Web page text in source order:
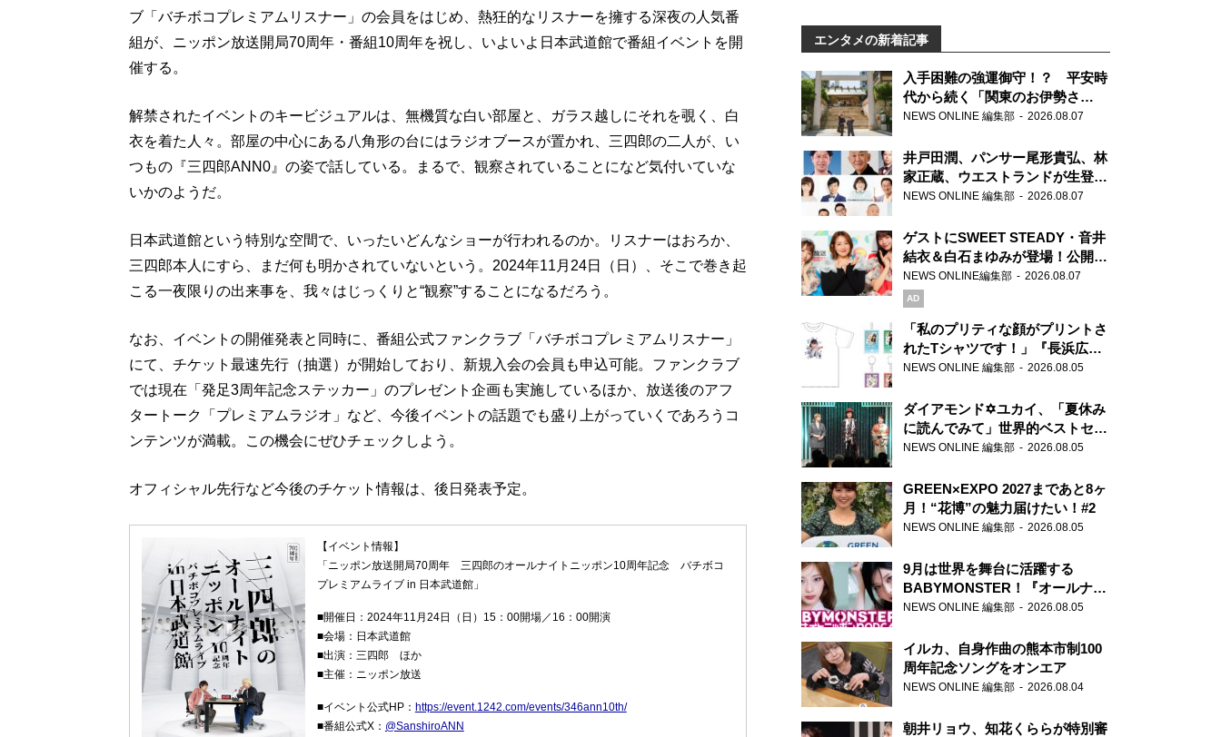
ブ「バチボコプレミアムリスナー」の会員をはじめ、熱狂的なリスナーを擁する深夜の人気番
組が、ニッポン放送開局70周年・番組10周年を祝し、いよいよ日本武道館で番組イベントを開
催する。
解禁されたイベントのキービジュアルは、無機質な白い部屋と、ガラス越しにそれを覗く、白
衣を着た人々。部屋の中心にある八角形の台にはラジオブースが置かれ、三四郎の二人が、い
つもの『三四郎ANN0』の姿で話している。まるで、観察されていることになど気付いていな
いかのようだ。
日本武道館という特別な空間で、いったいどんなショーが行われるのか。リスナーはおろか、
三四郎本人にすら、まだ何も明かされていないという。2024年11月24日（日）、そこで巻き起
こる一夜限りの出来事を、我々はじっくりと“観察”することになるだろう。
なお、イベントの開催発表と同時に、番組公式ファンクラブ「バチボコプレミアムリスナー」
にて、チケット最速先行（抽選）が開始しており、新規入会の会員も申込可能。ファンクラブ
では現在「発足3周年記念ステッカー」のプレゼント企画も実施しているほか、放送後のアフ
タートーク「プレミアムラジオ」など、今後イベントの話題でも盛り上がっていくであろうコ
ンテンツが満載。この機会にぜひチェックしよう。
オフィシャル先行など今後のチケット情報は、後日発表予定。
【イベント情報】
「ニッポン放送開局70周年 三四郎のオールナイトニッポン10周年記念 バチボコ
プレミアムライブ in 日本武道館」
■開催日：2024年11月24日（日）15：00開場／16：00開演
■会場：日本武道館
■出演：三四郎 ほか
■主催：ニッポン放送
■イベント公式HP： https://event.1242.com/events/346ann10th/
■番組公式X： @SanshiroANN
エンタメの新着記事
入手困難の強運御守！？ 平安時
代から続く「関東のお伊勢さ
ま」、芝大神宮にてランパンプス
NEWS ONLINE 編集部 2026.08.07
井戸田潤、パンサー尾形貴弘、林
家正蔵、ウエストランドが生登
場！『ラジオビバリー昼ズ』
NEWS ONLINE 編集部 2026.08.07
ゲストにSWEET STEADY・音井
結衣＆白石まゆみが登場！公開収
録で素顔全開！
NEWS ONLINE編集部 2026.08.07
AD
「私のプリティな顔がプリントさ
れたTシャツです！」『長浜広奈
天下無双』初の番組グッズ発売
NEWS ONLINE 編集部 2026.08.05
ダイアモンド✡ユカイ、「夏休み
に読んでみて」世界的ベストセラ
ー『アナスタシア』を紹介
NEWS ONLINE 編集部 2026.08.05
GREEN×EXPO 2027まであと8ヶ
月！“花博”の魅力届けたい！#2
NEWS ONLINE 編集部 2026.08.05
9月は世界を舞台に活躍する
BABYMONSTER！『オールナイ
トニッポンPODCAST』月替わり
NEWS ONLINE 編集部 2026.08.05
イルカ、自身作曲の熊本市制100
周年記念ソングをオンエア
NEWS ONLINE 編集部 2026.08.04
朝井リョウ、知花くららが特別審